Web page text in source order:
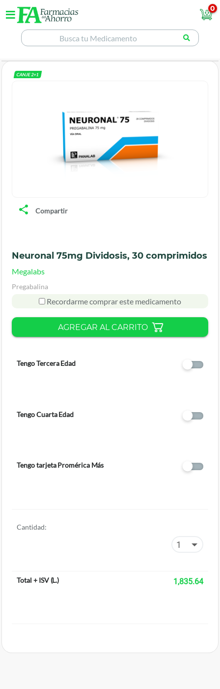
0
CANJE2+1
Compartir
Neuronal 75mg Dividosis, 30 comprimidos
Megalabs
Pregabalina
Recordarme comprar este medicamento
AGREGAR AL CARRITO
Tengo Tercera Edad
Tengo Cuarta Edad
Tengo tarjeta Promérica Más
Cantidad:
Total + ISV(L.) 1,835.64